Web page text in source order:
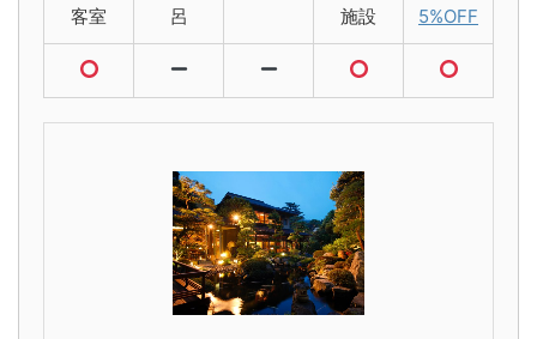
客室
呂
施設
5%OFF